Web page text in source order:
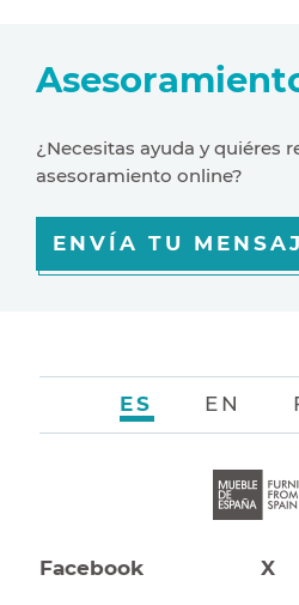
¿Necesitas ayuda y quiéres
asesoramiento online?
ENVÍA TU
Facebook X
ES EN